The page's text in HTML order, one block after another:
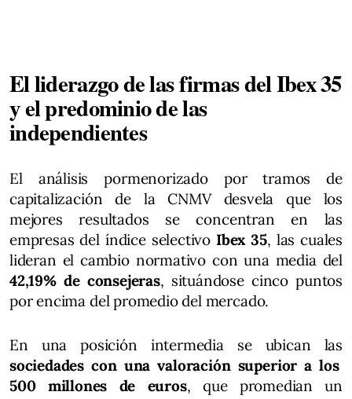
El liderazgo de las firmas del Ibex 35
y el predominio de las
independientes
El análisis pormenorizado por tramos de
capitalización de la CNMV desvela que los
mejores resultados se concentran en las
empresas del índice selectivo Ibex 35, las cuales
lideran el cambio normativo con una media del
42,19% de consejeras, situándose cinco puntos
por encima del promedio del mercado.
En una posición intermedia se ubican las
sociedades con una valoración superior a los
500 millones de euros, que promedian un